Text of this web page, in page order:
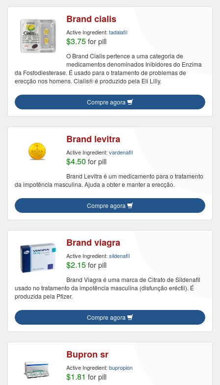
Brand cialis
Active Ingredient: tadalafil
$3.75 for pill
O Brand Cialis pertence a uma categoria de
medicamentos denominados Inibidores do Enzima
da Fosfodiesterase. É usado para o tratamento de problemas de
erecção nos homens. Cialis® é produzido pela Eli Lilly.
Compre agora
Brand levitra
Active Ingredient: vardenafil
$4.50 for pill
Brand Levitra é um medicamento para o tratamento
da impotência masculina. Ajuda a obter e manter a erecção.
Compre agora
Brand viagra
Active Ingredient: sildenafil
$2.15 for pill
Brand Viagra é uma marca de Citrato de Sildenafil
usado no tratamento da impotência masculina (disfunção eréctil). É
produzida pela Pfizer.
Compre agora
Bupron sr
Active Ingredient: bupropion
$1.81 for pill